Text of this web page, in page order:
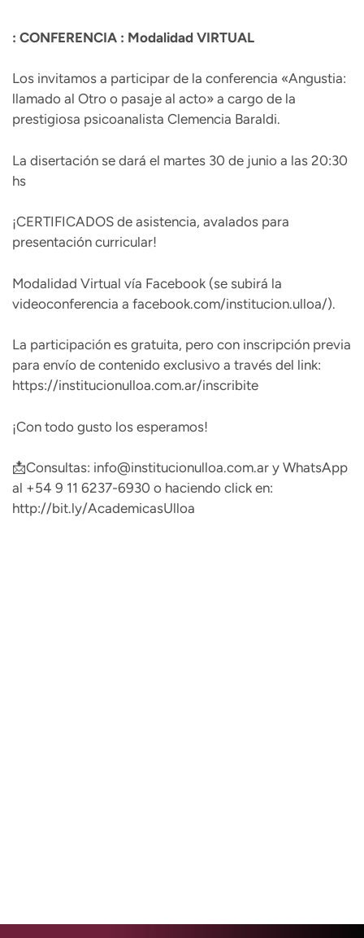
: CONFERENCIA : Modalidad VIRTUAL
Los invitamos a participar de la conferencia «Angustia:
llamado al Otro o pasaje al acto» a cargo de la
prestigiosa psicoanalista Clemencia Baraldi.
La disertación se dará el martes 30 de junio a las 20:30
hs
¡CERTIFICADOS de asistencia, avalados para
presentación curricular!
Modalidad Virtual vía Facebook (se subirá la
videoconferencia a facebook.com/institucion.ulloa/).
La participación es gratuita, pero con inscripción previa
para envío de contenido exclusivo a través del link:
https://institucionulloa.com.ar/inscribite
¡Con todo gusto los esperamos!
📩Consultas: info@institucionulloa.com.ar y WhatsApp
al +54 9 11 6237-6930 o haciendo click en:
http://bit.ly/AcademicasUlloa